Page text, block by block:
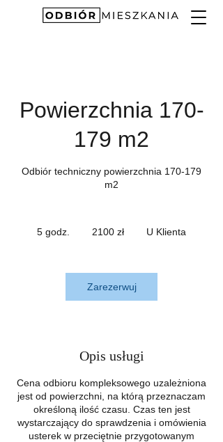
Powierzchnia 170-
179 m2
Odbiór techniczny powierzchnia 170-179
m2
5 godz.
d
polskich
2100 zł U Klienta
Zarezerwuj
Opis usługi
Cena odbioru kompleksowego uzależniona
jest od powierzchni, na którą przeznaczam
określoną ilość czasu. Czas ten jest
wystarczający do sprawdzenia i omówienia
usterek w przeciętnie przygotowanym